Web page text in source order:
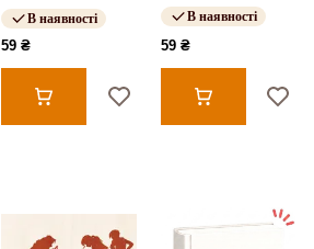
В наявності
59 ₴
В наявності
59 ₴